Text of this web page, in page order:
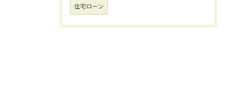
住宅ローン